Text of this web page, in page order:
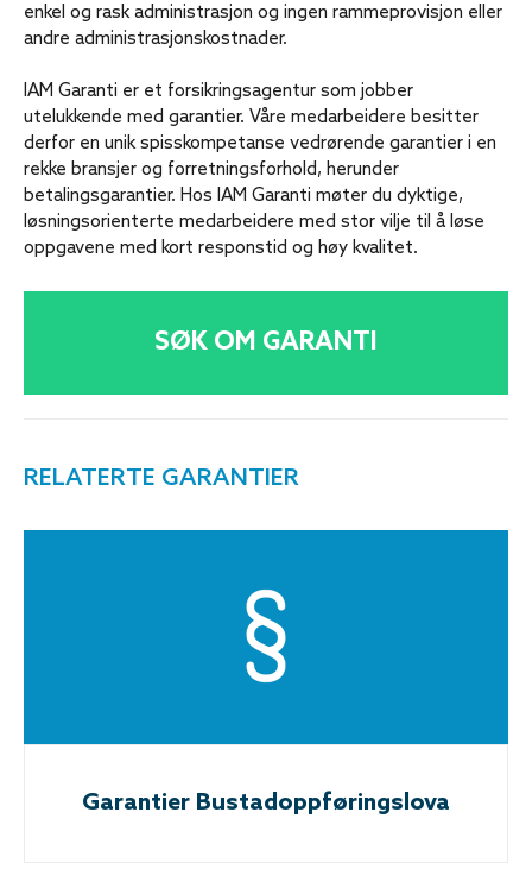
enkel og rask administrasjon og ingen rammeprovisjon eller
andre administrasjonskostnader.
IAM Garanti er et forsikringsagentur som jobber
utelukkende med garantier. Våre medarbeidere besitter
derfor en unik spisskompetanse vedrørende garantier i en
rekke bransjer og forretningsforhold, herunder
betalingsgarantier. Hos IAM Garanti møter du dyktige,
løsningsorienterte medarbeidere med stor vilje til å løse
oppgavene med kort responstid og høy kvalitet.
RELATERTE GARANTIER
Garantier Bustadoppføringslova